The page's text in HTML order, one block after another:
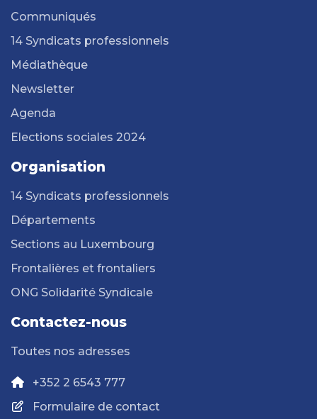
Communiqués
14 Syndicats professionnels
Médiathèque
Newsletter
Agenda
Elections sociales 2024
Organisation
14 Syndicats professionnels
Départements
Sections au Luxembourg
Frontalières et frontaliers
ONG Solidarité Syndicale
Contactez-nous
Toutes nos adresses
+352 2 6543 777
Formulaire de contact